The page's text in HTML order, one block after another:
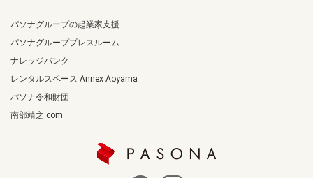
パソナグループの起業家支援
パソナグループプレスルーム
ナレッジバンク
レンタルスペース Annex Aoyama
パソナ令和財団
南部靖之.com